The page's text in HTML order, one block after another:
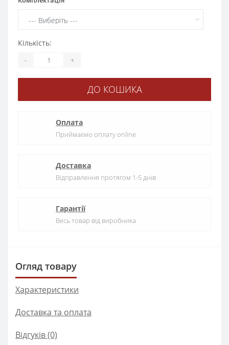
Кількість:
- +
ДО КОШИКА
Оплата
Приймаємо оплату online
Доставка
Відправлення протягом 1-5 днів
Гарантії
Весь товар від виробника
Огляд товару
Характеристики
Доставка та оплата
Відгуків (0)